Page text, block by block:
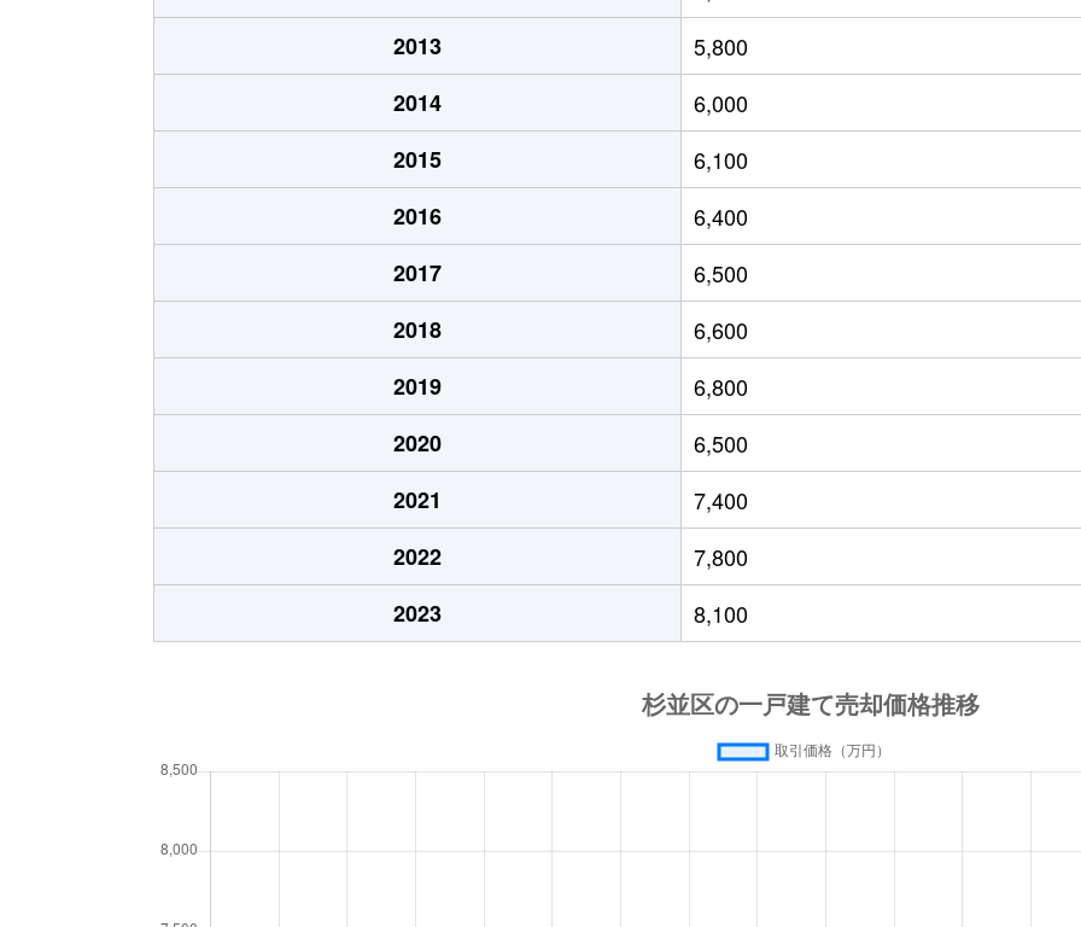
阿佐谷南
8,900万円 阿佐ケ谷 徒歩6分 105m² 95m²
阿佐谷南
64,000万円 阿佐ケ谷 徒歩3分 560m² 890m²
阿佐谷南
3,400万円 阿佐ケ谷 徒歩3分 35m² 90m²
阿佐谷南
4,500万円 阿佐ケ谷 徒歩4分 40m² 45m²
阿佐谷南
7,100万円 阿佐ケ谷 徒歩7分 95m² -
阿佐谷南
1,900万円 荻窪 徒歩9分 55m² 35m²
阿佐谷南
9,400万円 新高円寺 徒歩8分 155m² 120m²
46,000万円
15,000万円 徒歩6分
1,900万円 徒歩6分
徒歩9分 70m²
天沼
7,800万円 荻窪 徒歩13分 90m² 85m²
2013
5,800
2014
6,000
2015
6,100
2016
6,400
2017
6,500
2018
6,600
2019
6,800
2020
6,500
2021
7,400
2022
7,800
2023
8,100